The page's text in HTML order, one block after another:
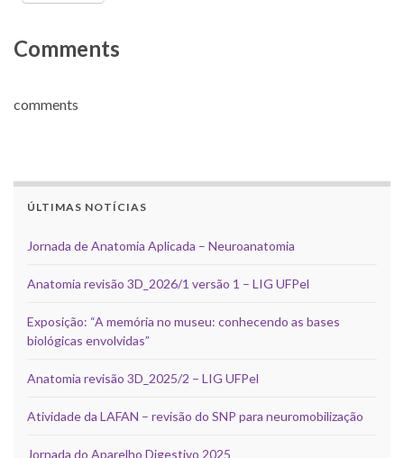
Comments
comments
ÚLTIMAS NOTÍCIAS
Jornada de Anatomia Aplicada – Neuroanatomia
Anatomia revisão 3D_2026/1 versão 1 – LIG UFPel
Exposição: “A memória no museu: conhecendo as bases
biológicas envolvidas”
Anatomia revisão 3D_2025/2 – LIG UFPel
Atividade da LAFAN – revisão do SNP para neuromobilização
Jornada do Aparelho Digestivo 2025